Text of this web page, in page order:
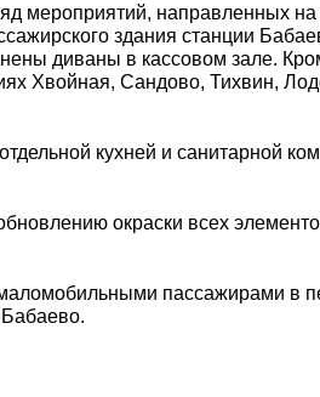
мероприятий, направленных
здания станции
диваны в кассовом зале.
Хвойная, Сандово, Тихвин,
кухней и санитарной
окраски всех
пассажирами в